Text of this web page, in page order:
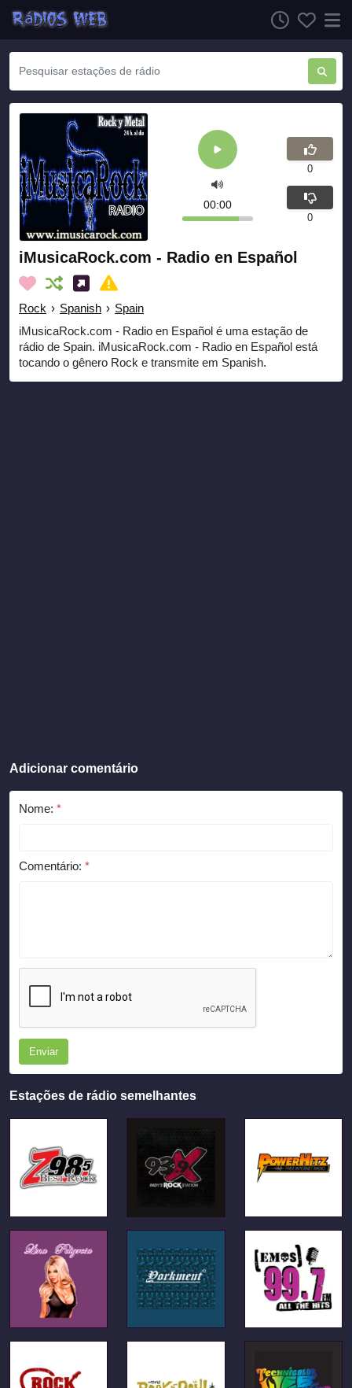
iMusicaRock.com - Radio en Español
Rock › Spanish › Spain
iMusicaRock.com - Radio en Español é uma estação de
rádio de Spain. iMusicaRock.com - Radio en Español está
tocando o gênero Rock e transmite em Spanish.
00:00
0
0
Adicionar comentário
Nome: *
Comentário: *
Enviar
Estações de rádio semelhantes